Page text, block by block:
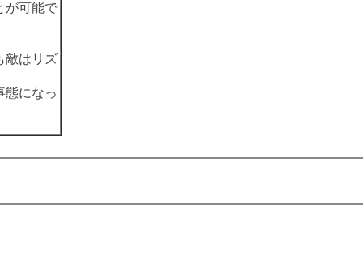
が可能で
敵はリズ
態になっ